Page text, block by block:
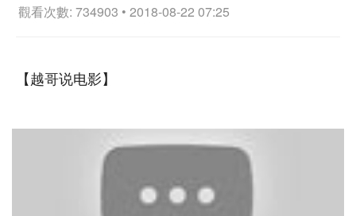
觀看次數: 734903 • 2018-08-22 07:25
【越哥说电影】